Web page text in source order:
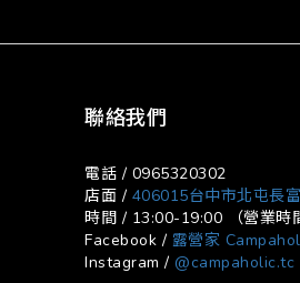
聯絡我們
電話 / 0965320302
店面 / 406015台中市北屯長
時間 / 13:00-19:00 （營業時
Facebook / 露營家
Instagram / @campaholic.tc